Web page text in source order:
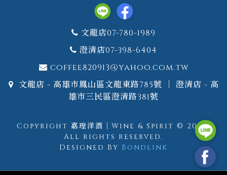
文龍店07-780-1989
澄清店07-398-6404
coffee820913@yahoo.com.tw
文龍店 - 高雄市鳳山區文龍東路785號 ｜ 澄清店 - 高
雄市三民區澄清路381號
Copyright 嘉瑝洋酒｜Wine & Spirit © 2026.
All rights reserved.
Designed By Bondlink